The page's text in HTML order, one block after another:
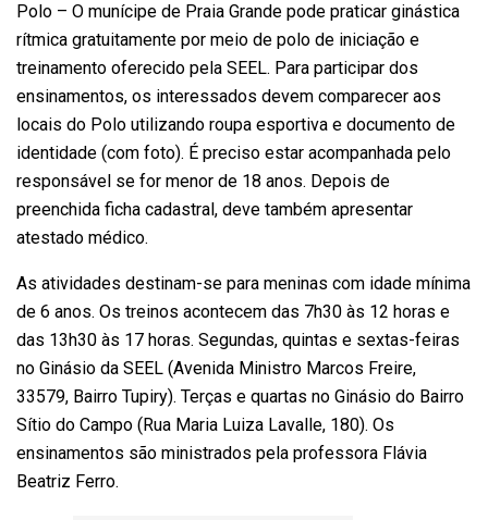
Polo – O munícipe de Praia Grande pode praticar ginástica
rítmica gratuitamente por meio de polo de iniciação e
treinamento oferecido pela SEEL. Para participar dos
ensinamentos, os interessados devem comparecer aos
locais do Polo utilizando roupa esportiva e documento de
identidade (com foto). É preciso estar acompanhada pelo
responsável se for menor de 18 anos. Depois de
preenchida ficha cadastral, deve também apresentar
atestado médico.
As atividades destinam-se para meninas com idade mínima
de 6 anos. Os treinos acontecem das 7h30 às 12 horas e
das 13h30 às 17 horas. Segundas, quintas e sextas-feiras
no Ginásio da SEEL (Avenida Ministro Marcos Freire,
33579, Bairro Tupiry). Terças e quartas no Ginásio do Bairro
Sítio do Campo (Rua Maria Luiza Lavalle, 180). Os
ensinamentos são ministrados pela professora Flávia
Beatriz Ferro.